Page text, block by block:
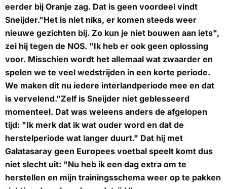
eerder bij Oranje zag. Dat is geen voordeel vindt
Sneijder."Het is niet niks, er komen steeds weer
nieuwe gezichten bij. Zo kun je niet bouwen aan iets",
zei hij tegen de NOS. "Ik heb er ook geen oplossing
voor. Misschien wordt het allemaal wat zwaarder en
spelen we te veel wedstrijden in een korte periode.
We maken dit nu iedere interlandperiode mee en dat
is vervelend."Zelf is Sneijder niet geblesseerd
momenteel. Dat was weleens anders de afgelopen
tijd: "Ik merk dat ik wat ouder word en dat de
herstelperiode wat langer duurt." Dat hij met
Galatasaray geen Europees voetbal speelt komt dus
niet slecht uit: "Nu heb ik een dag extra om te
herstellen en mijn trainingsschema weer op te pakken